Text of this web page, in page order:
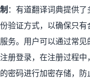
：有道翻译词典提供了
验证方式，以确保只有
务。用户可以通过常见
册登录，在注册过程中
密码进行加密存储，防